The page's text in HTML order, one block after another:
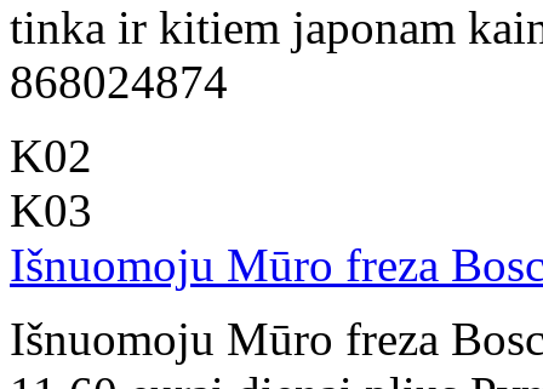
tinka ir kitiem japonam
868024874
K02
K03
Išnuomoju Mūro freza
Išnuomoju Mūro freza